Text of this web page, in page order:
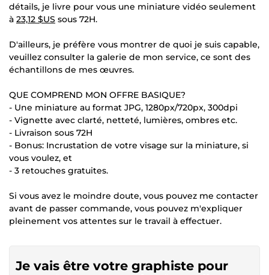
détails, je livre pour vous une miniature vidéo seulement
à 23,12 $US sous 72H.
D'ailleurs, je préfère vous montrer de quoi je suis capable,
veuillez consulter la galerie de mon service, ce sont des
échantillons de mes œuvres.
QUE COMPREND MON OFFRE BASIQUE?
- Une miniature au format JPG, 1280px/720px, 300dpi
- Vignette avec clarté, netteté, lumières, ombres etc.
- Livraison sous 72H
- Bonus: Incrustation de votre visage sur la miniature, si
vous voulez, et
- 3 retouches gratuites.
Si vous avez le moindre doute, vous pouvez me contacter
avant de passer commande, vous pouvez m'expliquer
pleinement vos attentes sur le travail à effectuer.
Je vais être votre graphiste pour